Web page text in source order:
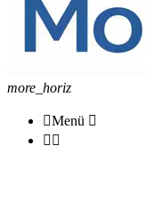
more_horiz
Menü 
 